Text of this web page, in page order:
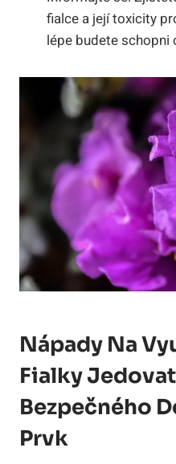
fialce a její toxicity
lépe budete schopni
Nápady Na
Fialky
Bezpečného
Prvk